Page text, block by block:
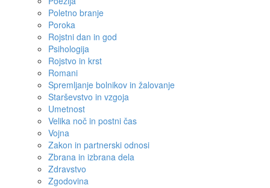
Poletno branje
Poroka
Rojstni dan in god
Psihologija
Rojstvo in krst
Romani
Spremljanje bolnikov in žalovanje
Starševstvo in vzgoja
Umetnost
Velika noč in postni čas
Vojna
Zakon in partnerski odnosi
Zbrana in izbrana dela
Zdravstvo
Zgodovina